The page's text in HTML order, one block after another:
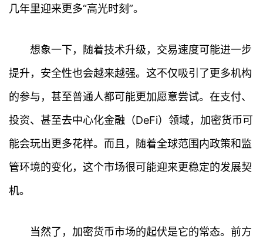
页
行
情
快
讯
专
几年里迎来更多“高光时刻”。
想象一下，随着技术升级，交易速度可能进一步
提升，安全性也会越来越强。这不仅吸引了更多机构
的参与，甚至普通人都可能更加愿意尝试。在支付、
投资、甚至去中心化金融（DeFi）领域，加密货币可
能会玩出更多花样。而且，随着全球范围内政策和监
管环境的变化，这个市场很可能迎来更稳定的发展契
机。
当然了，加密货币市场的起伏是它的常态。前方